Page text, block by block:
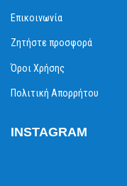
Επικοινωνία
Ζητήστε προσφορά
Όροι Χρήσης
Πολιτική Απορρήτου
INSTAGRAM